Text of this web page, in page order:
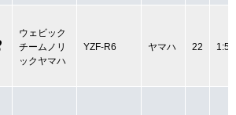
ウェビック
チームノリ
ックヤマハ
YZF-R6 ヤマハ 22